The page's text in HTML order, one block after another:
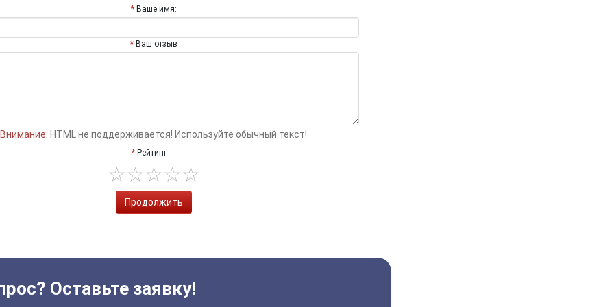
Ваше имя:
Ваш отзыв
Внимание: HTML не поддерживается! Используйте обычный текст!
Рейтинг
Продолжить
Оставьте заявку!